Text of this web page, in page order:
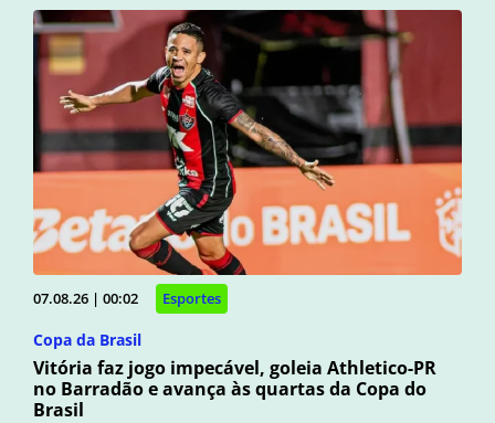
07.08.26 | 00:02 Esportes
Copa da Brasil
Vitória faz jogo impecável, goleia Athletico-PR
no Barradão e avança às quartas da Copa do
Brasil